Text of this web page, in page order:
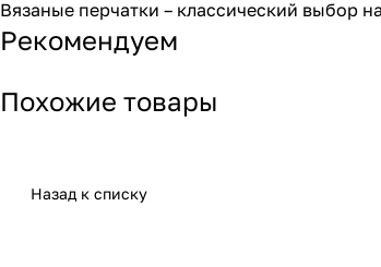
Вязаные перчатки – классический выбор
Рекомендуем
Похожие товары
Назад к списку